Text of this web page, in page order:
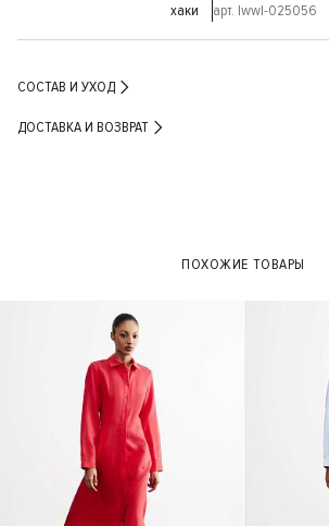
хаки арт. lwwl-025056
СОСТАВ И УХОД
ДОСТАВКА И ВОЗВРАТ
ПОХОЖИЕ ТОВАРЫ